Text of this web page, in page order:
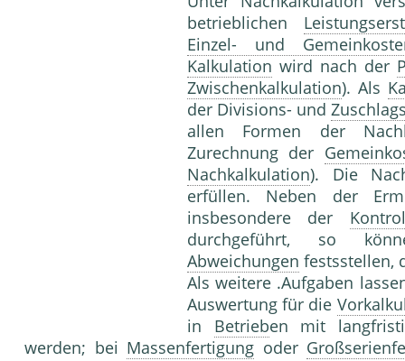
betrieblichen
Einzel- und
Kalkulation wird nach der
Zwischenkalkulation). Als
der Divisions- und
allen Formen der
Zurechnung der
Nachkalkulation). Die
erfüllen. Neben der
insbesondere der
durchgeführt, so
Abweichungen festsstellen,
Als weitere .Aufgaben
Auswertung für die
in Betrieben mit
werden; bei Massenfertigung oder